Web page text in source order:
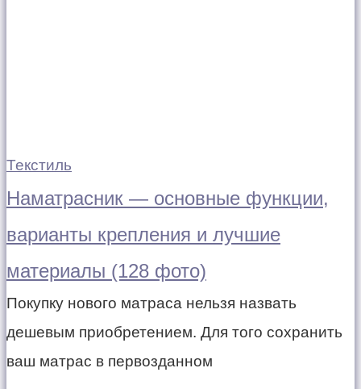
Текстиль
Наматрасник — основные функции,
варианты крепления и лучшие
материалы (128 фото)
Покупку нового матраса нельзя назвать
дешевым приобретением. Для того сохранить
ваш матрас в первозданном